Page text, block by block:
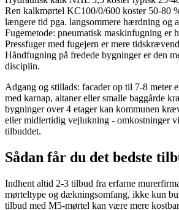
Ren kalkmørtel KC100/0/600 koster 50-80
længere tid pga. langsommere hærdning og
Fugemetode: pneumatisk maskinfugning er
Pressfuger med fugejern er mere
Håndfugning på fredede bygninger er den
disciplin.
Adgang og stillads: facader op til 7-8 meter
med karnap, altaner eller smalle baggårde
bygninger over 4 etager kan kommunen
eller midlertidig vejlukning - omkostninger
tilbuddet.
Sådan får du det bedste
Indhent altid 2-3 tilbud fra erfarne
mørteltype og dækningsomfang, ikke kun
tilbud med M5-mørtel kan være mere